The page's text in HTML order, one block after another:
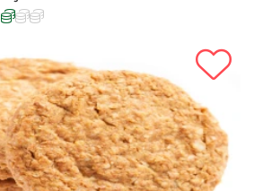


